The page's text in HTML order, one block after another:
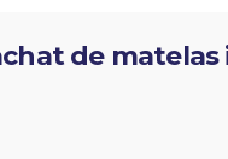
de matelas